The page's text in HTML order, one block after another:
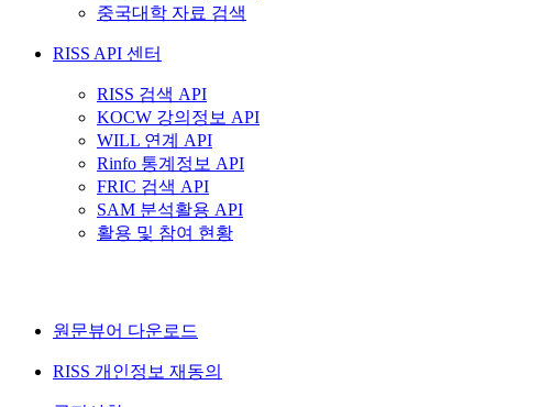
중국대학 자료 검색
RISS API 센터
RISS 검색 API
KOCW 강의정보 API
WILL 연계 API
Rinfo 통계정보 API
FRIC 검색 API
SAM 분석활용 API
활용 및 참여 현황
원문뷰어 다운로드
RISS 개인정보 재동의